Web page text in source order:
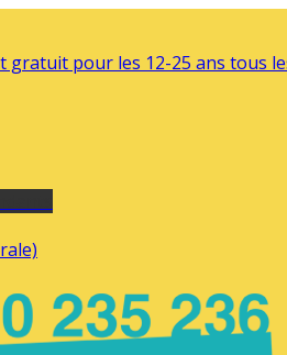
gratuit pour les 12-25 ans tous